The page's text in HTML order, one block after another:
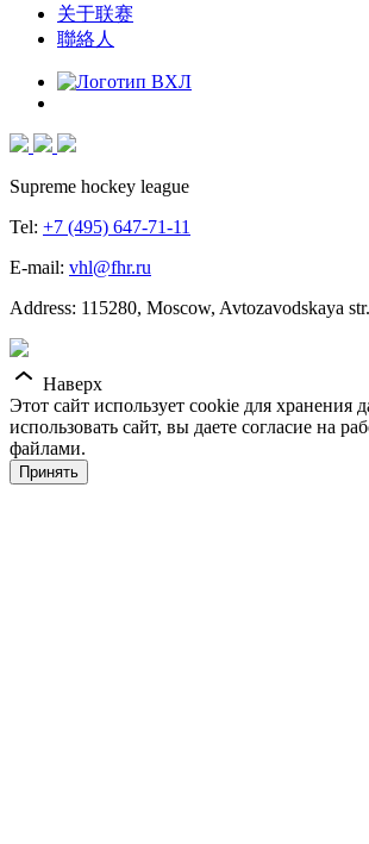
关于联赛
聯絡人
Supreme hockey league
Tel: +7 (495) 647-71-11
E-mail: vhl@fhr.ru
Address: 115280, Moscow, Avtozavodskaya
Наверх
Этот сайт использует cookie для хранения
использовать сайт, вы даете согласие на
файлами.
Принять